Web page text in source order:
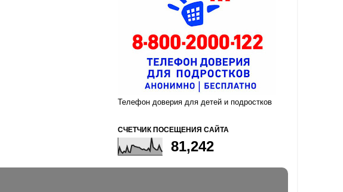
Телефон доверия для детей и подростков
СЧЕТЧИК ПОСЕЩЕНИЯ САЙТА
81,242